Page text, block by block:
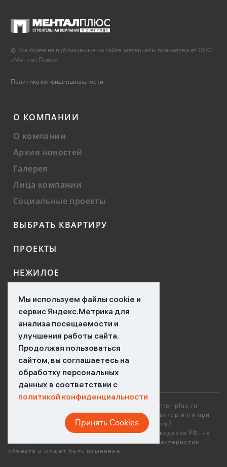
© Все права на публикуемые на сайте материалы принадлежат ООО
«Ментал Плюс».
Политика конфиденциальности
О КОМПАНИИ
О компании
Архив новостей
Галерея
Лица компании
Социальные проекты
ВЫБРАТЬ КВАРТИРУ
ПРОЕКТЫ
НЕЖИЛОЕ
КОНТАКТЫ
НОВОСТИ
ВАКАНСИИ
*Вся размещенная информация на сайте mental-plus.ru
носит исключительно ознакомительный характер и ни при
каких условиях не является публичной офертой,
определяемой положениями Гражданского кодекса РФ, не
содержит точного и полного описания и характеристик
объекта и может быть изменена.
Мы используем файлы cookie и
сервис Яндекс.Метрика для
анализа посещаемости и
улучшения работы сайта.
Продолжая пользоваться
сайтом, вы соглашаетесь на
обработку персональных
данных в соответствии с
политикой конфиденциальности
Принять Cookies